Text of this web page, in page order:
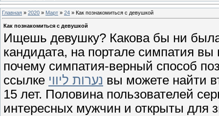
Главная » 2020 » Март » 24 » Как познакомиться с девушкой
Как познакомиться с девушкой
Ищешь девушку? Какова бы ни
кандидата, на портале симпатия вы
почему симпатия-верный способ
ссылке נערות ליווי вы можете найти
15 лет. Половина пользователей
интересных мужчин и открыты для